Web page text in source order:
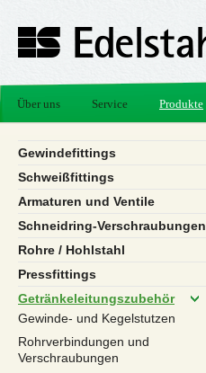
Über uns Service Produkte
Gewindefittings
Schweißfittings
Armaturen und Ventile
Schneidring-Verschraubungen
Rohre / Hohlstahl
Pressfittings
Getränkeleitungszubehör
Gewinde- und Kegelstutzen
Rohrverbindungen und
Verschraubungen